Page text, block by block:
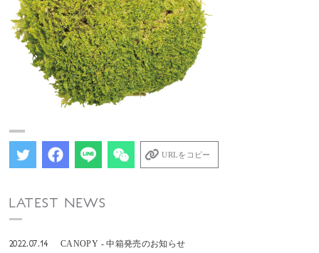
URLをコピー
LATEST NEWS
2022.07.14 CANOPY - 中箱発売のお知らせ